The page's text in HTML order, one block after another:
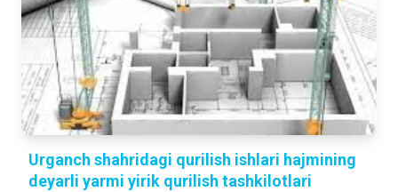
Urganch shahridagi qurilish ishlari hajmining
deyarli yarmi yirik qurilish tashkilotlari